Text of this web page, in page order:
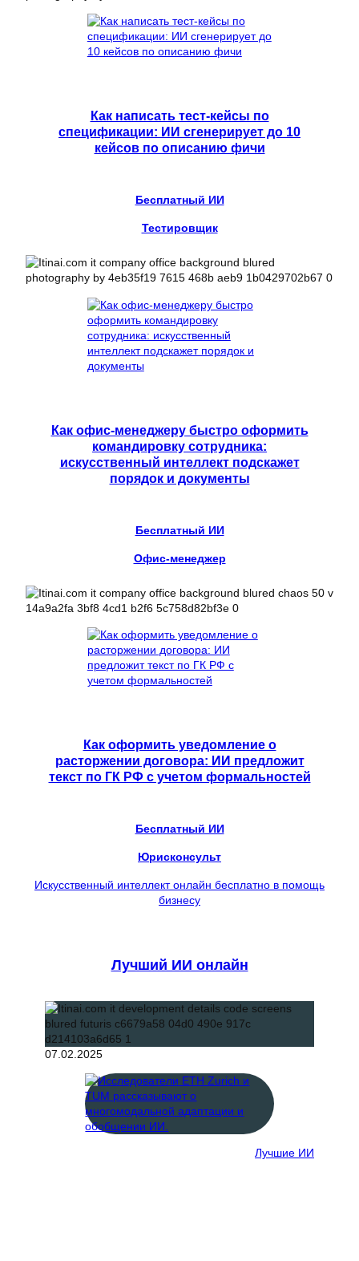
Как написать тест-кейсы по
спецификации: ИИ сгенерирует до 10
кейсов по описанию фичи
Бесплатный ИИ
Тестировщик
Как офис-менеджеру быстро оформить
командировку сотрудника:
искусственный интеллект подскажет
порядок и документы
Бесплатный ИИ
Офис-менеджер
Как оформить уведомление о
расторжении договора: ИИ предложит
текст по ГК РФ с учетом формальностей
Бесплатный ИИ
Юрисконсульт
Искусственный интеллект онлайн бесплатно в помощь
бизнесу
Лучший ИИ онлайн
07.02.2025
Лучшие ИИ